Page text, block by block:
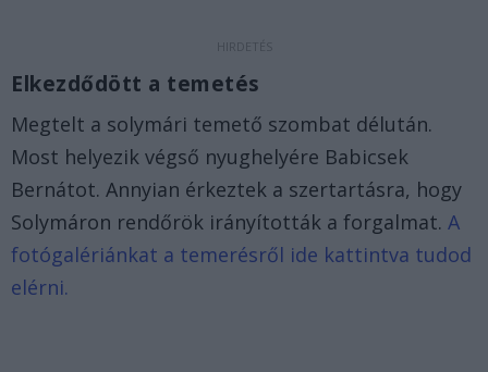
Elkezdődött a temetés
Megtelt a solymári temető szombat délután.
Most helyezik végső nyughelyére Babicsek
Bernátot. Annyian érkeztek a szertartásra, hogy
Solymáron rendőrök irányították a forgalmat. A
fotógalériánkat a temerésről ide kattintva tudod
elérni.